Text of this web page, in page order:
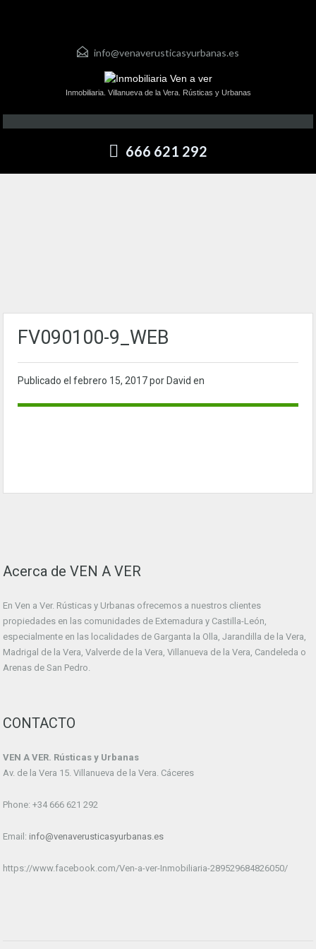
info@venaverusticasyurbanas.es
Inmobiliaria. Villanueva de la Vera. Rústicas y Urbanas
666 621 292
FV090100-9_WEB
Publicado el febrero 15, 2017por David en
Acerca de VEN A VER
En Ven a Ver. Rústicas y Urbanas ofrecemos a nuestros clientes
propiedades en las comunidades de Extemadura y Castilla-León,
especialmente en las localidades de Garganta la Olla, Jarandilla de la Vera,
Madrigal de la Vera, Valverde de la Vera, Villanueva de la Vera, Candeleda o
Arenas de San Pedro.
CONTACTO
VEN A VER. Rústicas y Urbanas
Av. de la Vera 15. Villanueva de la Vera. Cáceres
Phone: +34 666 621 292
Email: info@venaverusticasyurbanas.es
https://www.facebook.com/Ven-a-ver-Inmobiliaria-289529684826050/